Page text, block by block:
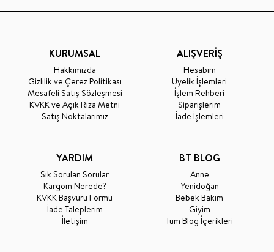
KURUMSAL
Hakkımızda
Gizlilik ve Çerez Politikası
Mesafeli Satış Sözleşmesi
KVKK ve Açık Rıza Metni
Satış Noktalarımız
ALIŞVERİŞ
Hesabım
Üyelik İşlemleri
İşlem Rehberi
Siparişlerim
İade İşlemleri
YARDIM
Sık Sorulan Sorular
Kargom Nerede?
KVKK Başvuru Formu
İade Taleplerim
İletişim
BT BLOG
Anne
Yenidoğan
Bebek Bakım
Giyim
Tüm Blog İçerikleri